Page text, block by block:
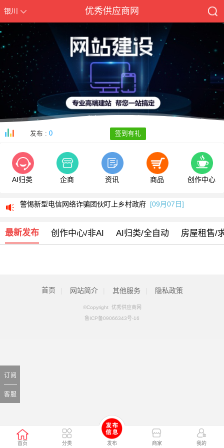
银川 优秀供应商网
首页 分类 发布 商家 我的
发布 :0 签到有礼
AI归类 企商 资讯 商品 创作中心
我司部分服务号码停止使用通知 [05月13日]
警惕新型电信网络诈骗团伙盯上乡村政府 [09月07日]
我司部分服务号码停止使用通知 [05月13日]
最新发布 创作中心/非AI AI归类/全自动 房屋租售/
订阅
客服
首页 网站简介 其他服务 隐私政策
©Copyright 优秀供应商网
鲁ICP备09066343号-16